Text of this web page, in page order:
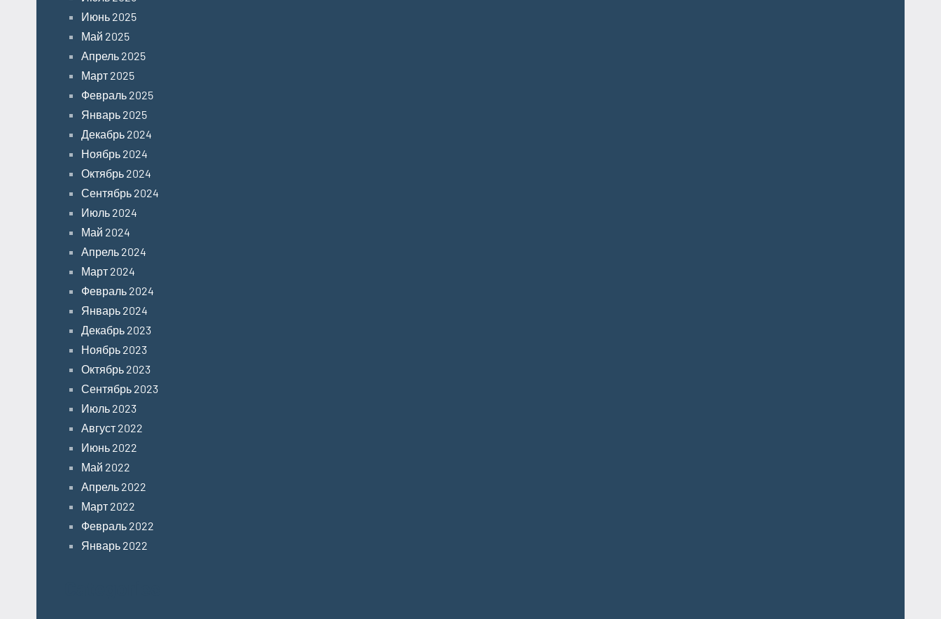
Июнь 2025
Май 2025
Апрель 2025
Март 2025
Февраль 2025
Январь 2025
Декабрь 2024
Ноябрь 2024
Октябрь 2024
Сентябрь 2024
Июль 2024
Май 2024
Апрель 2024
Март 2024
Февраль 2024
Январь 2024
Декабрь 2023
Ноябрь 2023
Октябрь 2023
Сентябрь 2023
Июль 2023
Август 2022
Июнь 2022
Май 2022
Апрель 2022
Март 2022
Февраль 2022
Январь 2022